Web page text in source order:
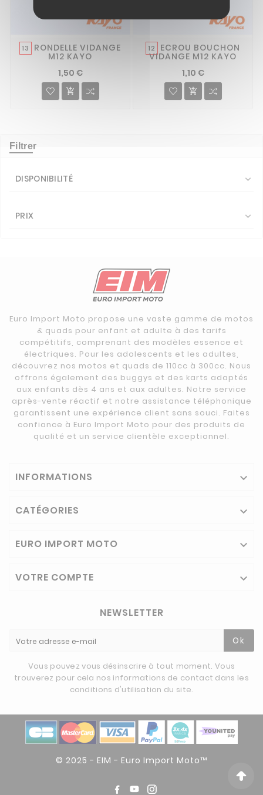
13 RONDELLE VIDANGE
M12 KAYO
1,50 €

12 ECROU BOUCHON
VIDANGE M12 KAYO
1,10 €

Filtrer
DISPONIBILITÉ 
PRIX 
Euro Import Moto propose une vaste gamme de motos
& quads pour enfant et adulte à des tarifs
compétitifs, comprenant des modèles essence et
électriques. Pour les adolescents et les adultes,
découvrez nos motos et quads de 110cc à 300cc. Nous
offrons également des buggys et des karts adaptés
aux enfants dès 4 ans et aux adultes. Notre service
après-vente réactif et notre assistance téléphonique
garantissent une expérience client sans souci. Faites
confiance à Euro Import Moto pour des produits de
qualité et un service clientèle exceptionnel.
INFORMATIONS 
CATÉGORIES 
EURO IMPORT MOTO 
VOTRE COMPTE 
NEWSLETTER
Ok
Vous pouvez vous désinscrire à tout moment. Vous
trouverez pour cela nos informations de contact dans les
conditions d'utilisation du site.
© 2025 - EIM - Euro Import Moto™